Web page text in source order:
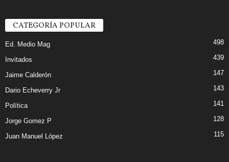
CATEGORÍA POPULAR
Ed. Medio Mag 498
Invitados 439
Jaime Calderón 147
Dario Echeverry Jr 143
Política 141
Jorge Gomez P 128
Juan Manuel López 115